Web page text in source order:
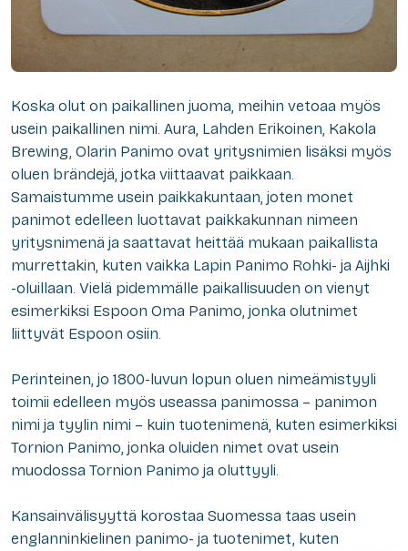
Koska olut on paikallinen juoma, meihin vetoaa myös
usein paikallinen nimi. Aura, Lahden Erikoinen, Kakola
Brewing, Olarin Panimo ovat yritysnimien lisäksi myös
oluen brändejä, jotka viittaavat paikkaan.
Samaistumme usein paikkakuntaan, joten monet
panimot edelleen luottavat paikkakunnan nimeen
yritysnimenä ja saattavat heittää mukaan paikallista
murrettakin, kuten vaikka Lapin Panimo Rohki- ja Aijhki
-oluillaan. Vielä pidemmälle paikallisuuden on vienyt
esimerkiksi Espoon Oma Panimo, jonka olutnimet
liittyvät Espoon osiin.
Perinteinen, jo 1800-luvun lopun oluen nimeämistyyli
toimii edelleen myös useassa panimossa – panimon
nimi ja tyylin nimi – kuin tuotenimenä, kuten esimerkiksi
Tornion Panimo, jonka oluiden nimet ovat usein
muodossa Tornion Panimo ja oluttyyli.
Kansainvälisyyttä korostaa Suomessa taas usein
englanninkielinen panimo- ja tuotenimet, kuten